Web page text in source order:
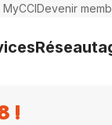
MyCCIDevenir
!